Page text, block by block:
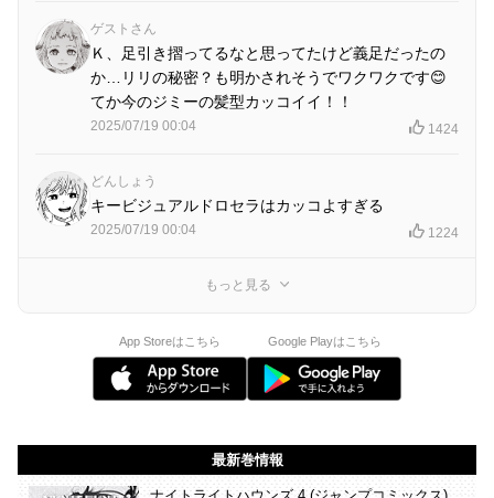
ゲストさん
Ｋ、足引き摺ってるなと思ってたけど義足だったの
か…リリの秘密？も明かされそうでワクワクです😊
てか今のジミーの髪型カッコイイ！！
2025/07/19 00:04 1424
どんしょう
キービジュアルドロセラはカッコよすぎる
2025/07/19 00:04 1224
もっと見る
App Storeはこちら Google Playはこちら
最新巻情報